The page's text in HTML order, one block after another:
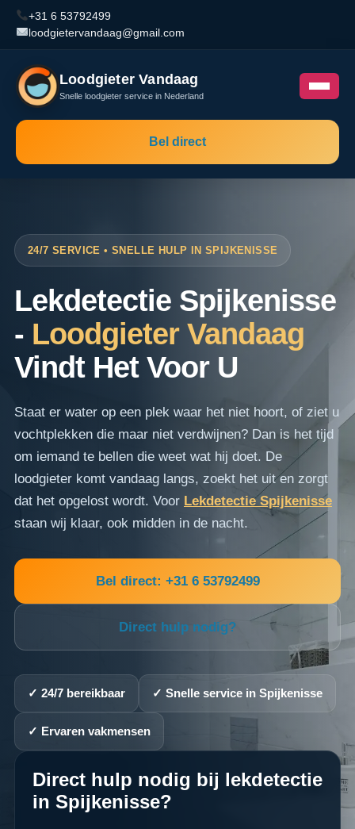
+31 6 53792499
loodgietervandaag@gmail.com
Loodgieter Vandaag
Snelle loodgieter service in Nederland
Bel direct
24/7 SERVICE • SNELLE HULP IN SPIJKENISSE
Lekdetectie Spijkenisse
- Loodgieter Vandaag
Vindt Het Voor U
Staat er water op een plek waar het niet hoort, of ziet u
vochtplekken die maar niet verdwijnen? Dan is het tijd
om iemand te bellen die weet wat hij doet. De
loodgieter komt vandaag langs, zoekt het uit en zorgt
dat het opgelost wordt. Voor Lekdetectie Spijkenisse
staan wij klaar, ook midden in de nacht.
Bel direct: +31 6 53792499
Direct hulp nodig?
✓ 24/7 bereikbaar ✓ Snelle service in Spijkenisse
✓ Ervaren vakmensen
Direct hulp nodig bij lekdetectie
in Spijkenisse?